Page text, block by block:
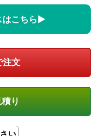
はこちら▶
り
い